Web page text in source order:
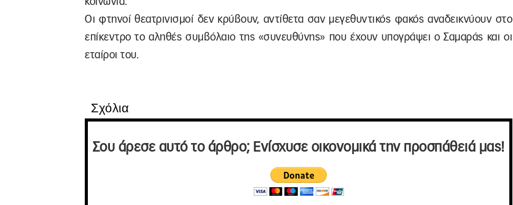
Οι φτηνοί θεατρινισμοί δεν κρύβουν, αντίθετα σαν μεγεθυντικός φακός αναδεικνύουν στο
επίκεντρο το αληθές συμβόλαιο της «συνευθύνης» που έχουν υπογράψει ο Σαμαράς και οι
εταίροι του.
Σχόλια
Σου άρεσε αυτό το άρθρο; Ενίσχυσε οικονομικά την προσπάθειά μας!